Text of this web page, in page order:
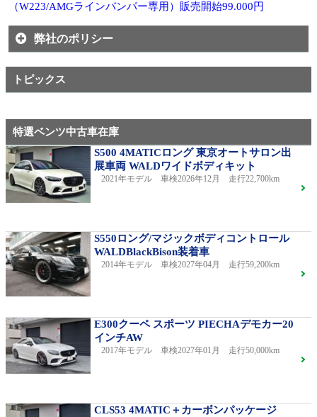
（W223/AMGラインバンパー専用）販売開始99.000円
弊社のポリシー
トピックス
特選ベンツ中古車在庫
S500 4MATICロング 東京オートサロン出
展車両 WALDワイドボディキット
2021年モデル 車検2026年12月 走行22,700km
S550ロング/マジックボディコントロール
WALDBlackBison装着車
2014年モデル 車検2027年04月 走行59,200km
E300クーペ スポーツ PIECHAデモカー20
インチAW
2017年モデル 車検2027年01月 走行50,000km
CLS53 4MATIC＋カーボンパッケージ